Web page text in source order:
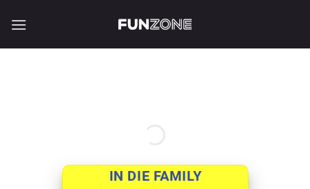
Inhalt
IN DIE FAMILY